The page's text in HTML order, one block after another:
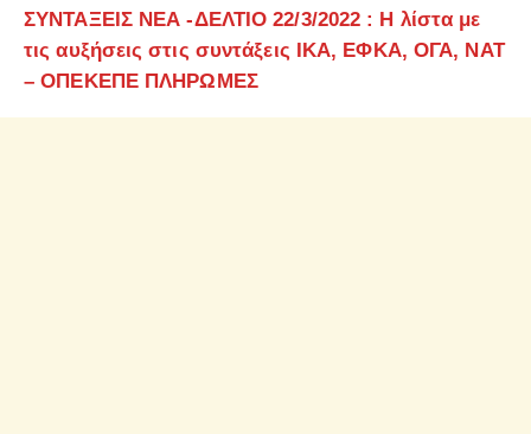
ΣΥΝΤΑΞΕΙΣ ΝΕΑ -ΔΕΛΤΙΟ 22/3/2022 : Η λίστα με
τις αυξήσεις στις συντάξεις ΙΚΑ, ΕΦΚΑ, ΟΓΑ, ΝΑΤ
– ΟΠΕΚΕΠΕ ΠΛΗΡΩΜΕΣ